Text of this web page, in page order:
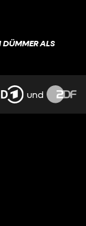
ALS
SO SCHÖN
und